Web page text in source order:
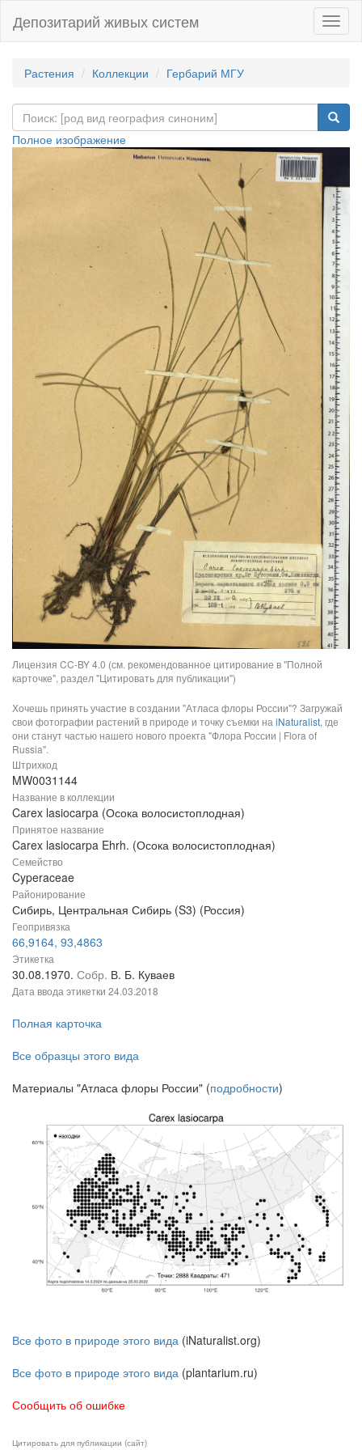
Депозитарий живых систем
Растения Коллекции Гербарий МГУ
Полное изображение
Лицензия CC-BY 4.0 (см. рекомендованное цитирование в "Полной
карточке", раздел "Цитировать для публикации")
Хочешь принять участие в создании "Атласа флоры России"? Загружай
свои фотографии растений в природе и точку съемки на iNaturalist, где
они станут частью нашего нового проекта "Флора России | Flora of
Russia".
Штрихкод
MW0031144
Название в коллекции
Carex lasiocarpa (Осока волосистоплодная)
Принятое название
Carex lasiocarpa Ehrh. (Осока волосистоплодная)
Семейство
Cyperaceae
Районирование
Сибирь, Центральная Сибирь (S3) (Россия)
Геопривязка
66,9164, 93,4863
Этикетка
30.08.1970. Собр. В. Б. Куваев
Дата ввода этикетки 24.03.2018
Полная карточка
Все образцы этого вида
Материалы "Атласа флоры России" (подробности)
Все фото в природе этого вида (iNaturalist.org)
Все фото в природе этого вида (plantarium.ru)
Сообщить об ошибке
Цитировать для публикации (сайт)